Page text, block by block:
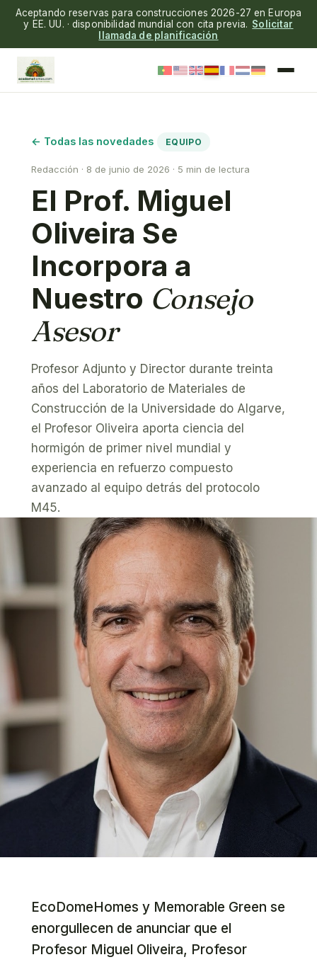
Aceptando reservas para construcciones 2026-27 en Europa
y EE. UU. · disponibilidad mundial con cita previa. Solicitar
llamada de planificación
← Todas las novedades EQUIPO
Redacción · 8 de junio de 2026 · 5 min de lectura
El Prof. Miguel
Oliveira Se
Incorpora a
Nuestro Consejo
Asesor
Profesor Adjunto y Director durante treinta
años del Laboratorio de Materiales de
Construcción de la Universidade do Algarve,
el Profesor Oliveira aporta ciencia del
hormigón de primer nivel mundial y
experiencia en refuerzo compuesto
avanzado al equipo detrás del protocolo
M45.
EcoDomeHomes y Memorable Green se
enorgullecen de anunciar que el
Profesor Miguel Oliveira, Profesor